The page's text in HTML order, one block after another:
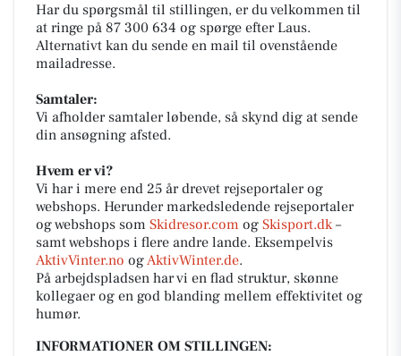
Har du spørgsmål til stillingen, er du velkommen til
at ringe på 87 300 634 og spørge efter Laus.
Alternativt kan du sende en mail til ovenstående
mailadresse.
Samtaler:
Vi afholder samtaler løbende, så skynd dig at sende
din ansøgning afsted.
Hvem er vi?
Vi har i mere end 25 år drevet rejseportaler og
webshops. Herunder markedsledende rejseportaler
og webshops som Skidresor.com og Skisport.dk–
samt webshops i flere andre lande. Eksempelvis
AktivVinter.no ogAktivWinter.de.
På arbejdspladsen har vi en flad struktur, skønne
kollegaer og en god blanding mellem effektivitet og
humør.
INFORMATIONER OM STILLINGEN: